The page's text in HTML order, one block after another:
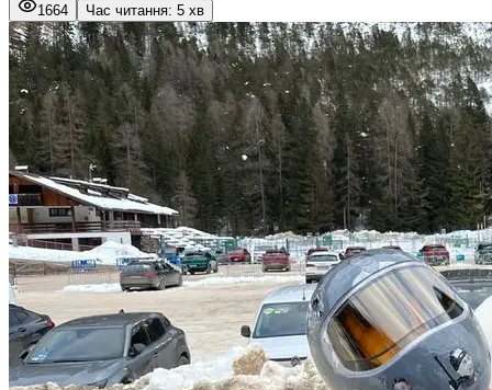
1664 Час читання: 5 хв